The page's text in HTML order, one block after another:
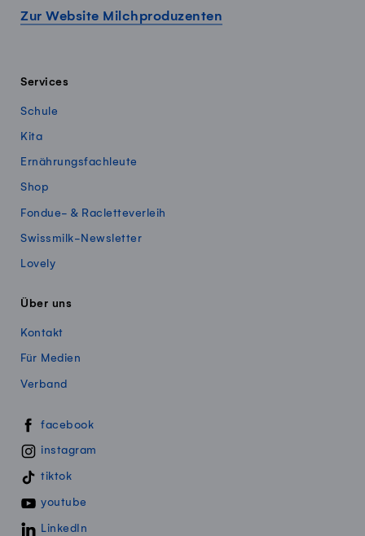
Zur Website Milchproduzenten
Services
Schule
Kita
Ernährungsfachleute
Shop
Fondue- & Racletteverleih
Swissmilk-Newsletter
Lovely
Über uns
Kontakt
Für Medien
Verband
Swissmillk auf Social Media
facebook
instagram
tiktok
youtube
LinkedIn